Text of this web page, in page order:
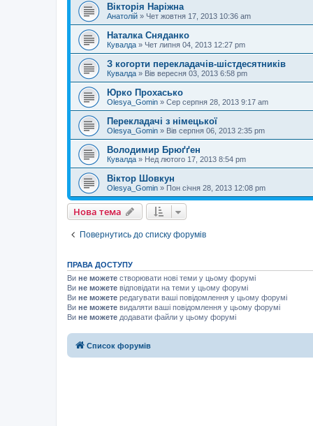
Вікторія Наріжна
Анатолій » Чет жовтня 17, 2013 10:36 am
Наталка Сняданко
Кувалда » Чет липня 04, 2013 12:27 pm
З когорти перекладачів-шістдесятників
Кувалда » Вів вересня 03, 2013 6:58 pm
Юрко Прохасько
Olesya_Gomin » Сер серпня 28, 2013 9:17 am
Перекладачі з німецької
Olesya_Gomin » Вів серпня 06, 2013 2:35 pm
Володимир Брюґґен
Кувалда » Нед лютого 17, 2013 8:54 pm
Віктор Шовкун
Olesya_Gomin » Пон січня 28, 2013 12:08 pm
Нова тема
Повернутись до списку форумів
ПРАВА ДОСТУПУ
Ви не можете створювати нові теми у цьому форумі
Ви не можете відповідати на теми у цьому форумі
Ви не можете редагувати ваші повідомлення у цьому форумі
Ви не можете видаляти ваші повідомлення у цьому форумі
Ви не можете додавати файли у цьому форумі
Список форумів